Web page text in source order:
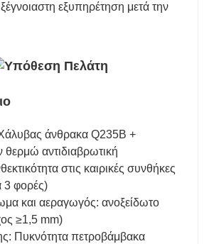
εξυπηρέτηση μετά την
άνθρακα Q235B +
θερμώ αντιδιαβρωτική
στις καιρικές συνθήκες
3 φορές)
και αεραγωγός: ανοξείδωτο
≥1,5 mm)
Πυκνότητα πετροβάμβακα